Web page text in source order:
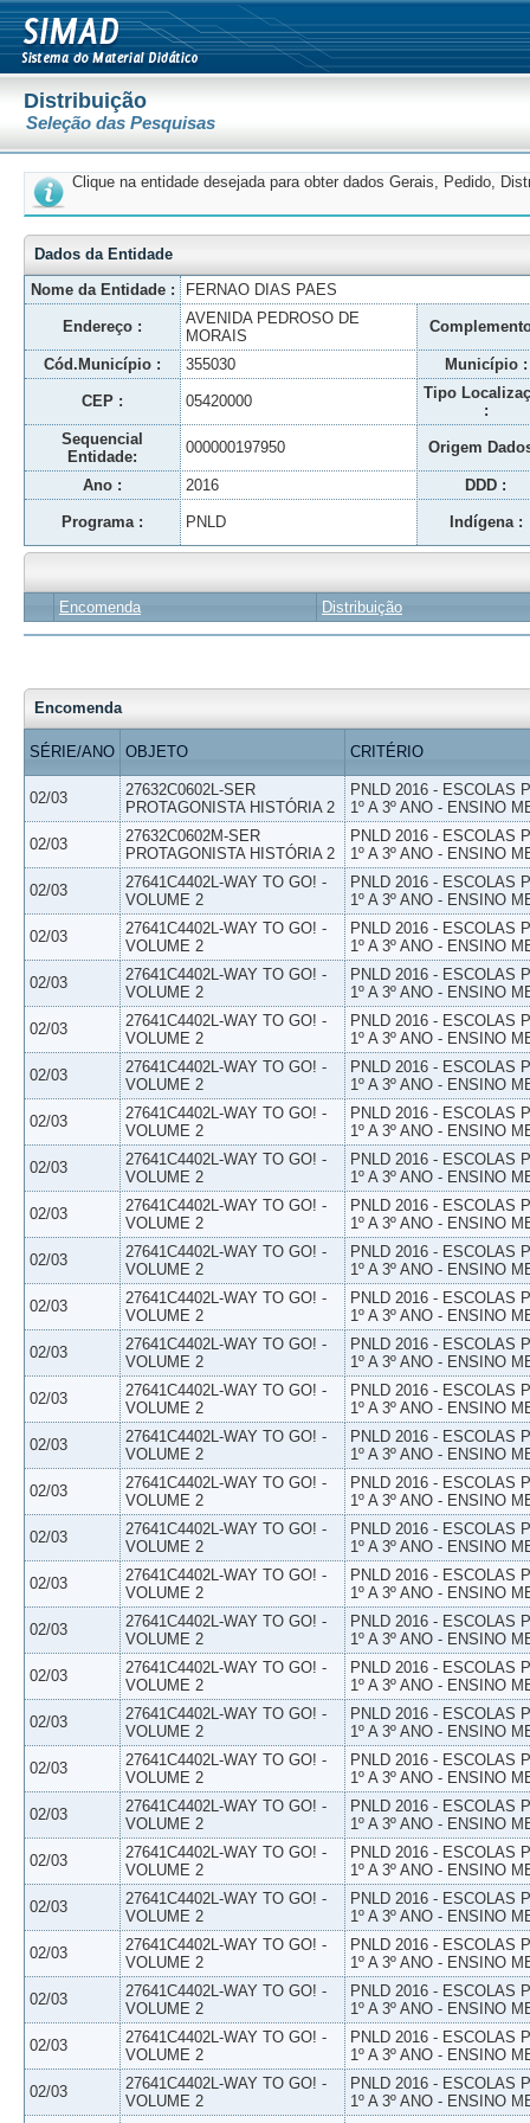
Distribuição
Seleção das Pesquisas
Clique na entidade desejada para obter dados Gerais, Pedido,
Dados da Entidade
Nome da Entidade :
FERNAO DIAS PAES
Endereço :
AVENIDA PEDROSO DE
MORAIS
Cód.Município : 355030 Município :
CEP : 05420000
Tipo
:
Sequencial
Entidade:
000000197950 Origem
Ano : 2016 DDD :
Programa : PNLD Indígena :
Encomenda Distribuição
Encomenda
SÉRIE/ANO OBJETO CRITÉRIO
02/03
27632C0602L-SER
PROTAGONISTA HISTÓRIA 2
PNLD 2016 - ESCOLAS
1º A 3º ANO - ENSINO
02/03
27632C0602M-SER
PROTAGONISTA HISTÓRIA 2
PNLD 2016 - ESCOLAS
1º A 3º ANO - ENSINO
02/03
27641C4402L-WAY TO GO! -
VOLUME 2
PNLD 2016 - ESCOLAS
1º A 3º ANO - ENSINO
02/03
27641C4402L-WAY TO GO! -
VOLUME 2
PNLD 2016 - ESCOLAS
1º A 3º ANO - ENSINO
02/03
27641C4402L-WAY TO GO! -
VOLUME 2
PNLD 2016 - ESCOLAS
1º A 3º ANO - ENSINO
02/03
27641C4402L-WAY TO GO! -
VOLUME 2
PNLD 2016 - ESCOLAS
1º A 3º ANO - ENSINO
02/03
27641C4402L-WAY TO GO! -
VOLUME 2
PNLD 2016 - ESCOLAS
1º A 3º ANO - ENSINO
02/03
27641C4402L-WAY TO GO! -
VOLUME 2
PNLD 2016 - ESCOLAS
1º A 3º ANO - ENSINO
02/03
27641C4402L-WAY TO GO! -
VOLUME 2
PNLD 2016 - ESCOLAS
1º A 3º ANO - ENSINO
02/03
27641C4402L-WAY TO GO! -
VOLUME 2
PNLD 2016 - ESCOLAS
1º A 3º ANO - ENSINO
02/03
27641C4402L-WAY TO GO! -
VOLUME 2
PNLD 2016 - ESCOLAS
1º A 3º ANO - ENSINO
02/03
27641C4402L-WAY TO GO! -
VOLUME 2
PNLD 2016 - ESCOLAS
1º A 3º ANO - ENSINO
02/03
27641C4402L-WAY TO GO! -
VOLUME 2
PNLD 2016 - ESCOLAS
1º A 3º ANO - ENSINO
02/03
27641C4402L-WAY TO GO! -
VOLUME 2
PNLD 2016 - ESCOLAS
1º A 3º ANO - ENSINO
02/03
27641C4402L-WAY TO GO! -
VOLUME 2
PNLD 2016 - ESCOLAS
1º A 3º ANO - ENSINO
02/03
27641C4402L-WAY TO GO! -
VOLUME 2
PNLD 2016 - ESCOLAS
1º A 3º ANO - ENSINO
02/03
27641C4402L-WAY TO GO! -
VOLUME 2
PNLD 2016 - ESCOLAS
1º A 3º ANO - ENSINO
02/03
27641C4402L-WAY TO GO! -
VOLUME 2
PNLD 2016 - ESCOLAS
1º A 3º ANO - ENSINO
02/03
27641C4402L-WAY TO GO! -
VOLUME 2
PNLD 2016 - ESCOLAS
1º A 3º ANO - ENSINO
02/03
27641C4402L-WAY TO GO! -
VOLUME 2
PNLD 2016 - ESCOLAS
1º A 3º ANO - ENSINO
02/03
27641C4402L-WAY TO GO! -
VOLUME 2
PNLD 2016 - ESCOLAS
1º A 3º ANO - ENSINO
02/03
27641C4402L-WAY TO GO! -
VOLUME 2
PNLD 2016 - ESCOLAS
1º A 3º ANO - ENSINO
02/03
27641C4402L-WAY TO GO! -
VOLUME 2
PNLD 2016 - ESCOLAS
1º A 3º ANO - ENSINO
02/03
27641C4402L-WAY TO GO! -
VOLUME 2
PNLD 2016 - ESCOLAS
1º A 3º ANO - ENSINO
02/03
27641C4402L-WAY TO GO! -
VOLUME 2
PNLD 2016 - ESCOLAS
1º A 3º ANO - ENSINO
02/03
27641C4402L-WAY TO GO! -
VOLUME 2
PNLD 2016 - ESCOLAS
1º A 3º ANO - ENSINO
02/03
27641C4402L-WAY TO GO! -
VOLUME 2
PNLD 2016 - ESCOLAS
1º A 3º ANO - ENSINO
02/03
27641C4402L-WAY TO GO! -
VOLUME 2
PNLD 2016 - ESCOLAS
1º A 3º ANO - ENSINO
02/03
27641C4402L-WAY TO GO! -
VOLUME 2
PNLD 2016 - ESCOLAS
1º A 3º ANO - ENSINO